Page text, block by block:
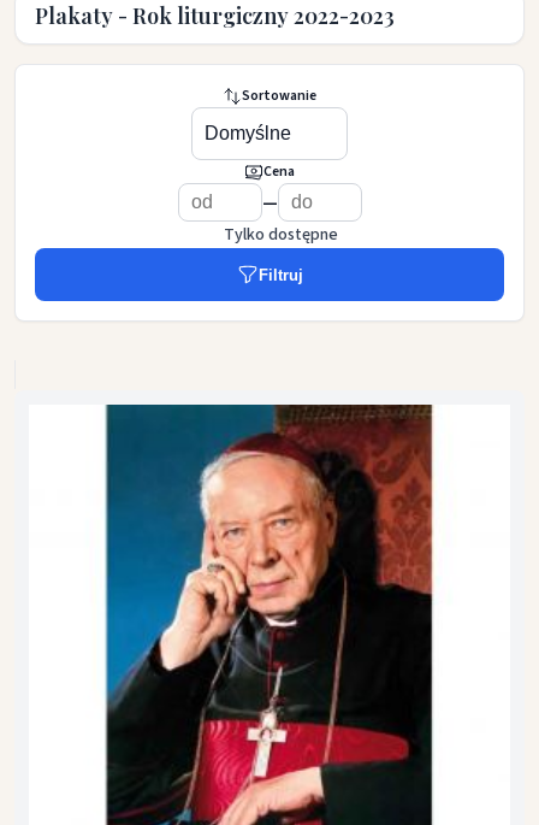
Plakaty - Rok liturgiczny 2022-2023
Sortowanie
Cena
—
Tylko dostępne
Filtruj